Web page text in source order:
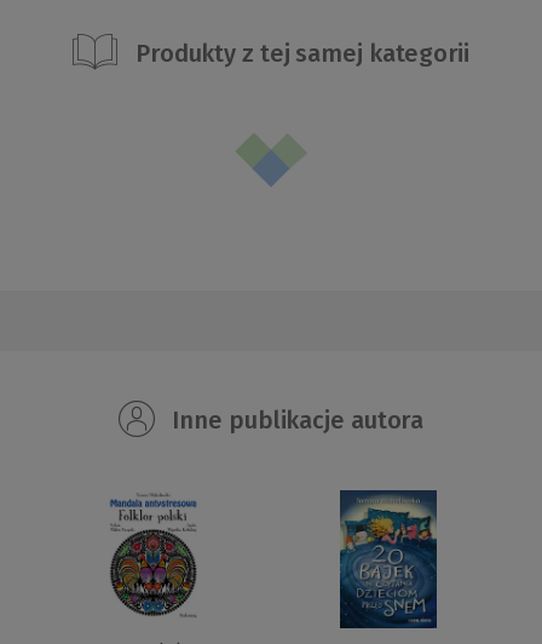
Produkty z tej samej kategorii
Inne publikacje autora